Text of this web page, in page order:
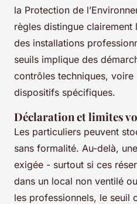
la Protection de
règles distingue clairement
des installations
seuils implique des
contrôles techniques, voire
dispositifs spécifiques.
Déclaration et limites
Les particuliers peuvent
sans formalité. Au-delà,
exigée - surtout si ces
dans un local non ventilé
les professionnels, le seuil